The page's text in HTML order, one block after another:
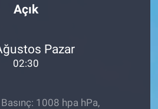
Açık
Pazar
02:30
1008 hpa hPa,